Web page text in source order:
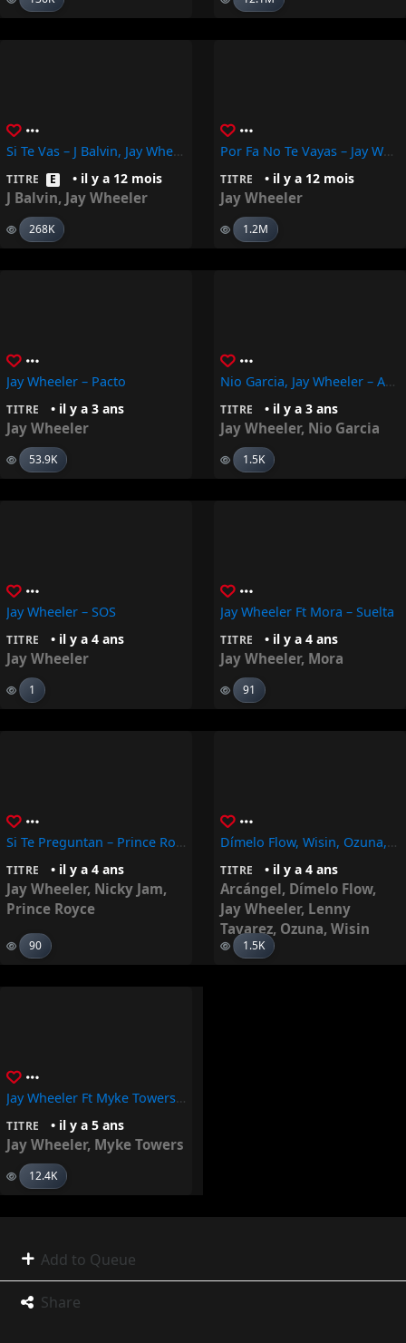
Si Te Vas – J Balvin, Jay Wheeler
TITRE E • il y a 12 mois
J Balvin, Jay Wheeler
268K
Por Fa No Te Vayas – Jay Wheeler
TITRE • il y a 12 mois
Jay Wheeler
1.2M
Jay Wheeler – Pacto
TITRE • il y a 3 ans
Jay Wheeler
53.9K
Nio Garcia, Jay Wheeler – Aborrecio
TITRE • il y a 3 ans
Jay Wheeler, Nio Garcia
1.5K
Jay Wheeler – SOS
TITRE • il y a 4 ans
Jay Wheeler
1
Jay Wheeler Ft Mora – Suelta
TITRE • il y a 4 ans
Jay Wheeler, Mora
91
Si Te Preguntan – Prince Royce, Nicky Jam, Jay Wheeler
TITRE • il y a 4 ans
Jay Wheeler, Nicky Jam,
Prince Royce
90
Dímelo Flow, Wisin, Ozuna, Arcangel, Lenny Tavarez, Jay Wheeler – Crazy
TITRE • il y a 4 ans
Arcángel, Dímelo Flow,
Jay Wheeler, Lenny
Tavarez, Ozuna, Wisin
1.5K
Jay Wheeler Ft Myke Towers – La Curiosidad
TITRE • il y a 5 ans
Jay Wheeler, Myke Towers
12.4K
Add to Queue
Share